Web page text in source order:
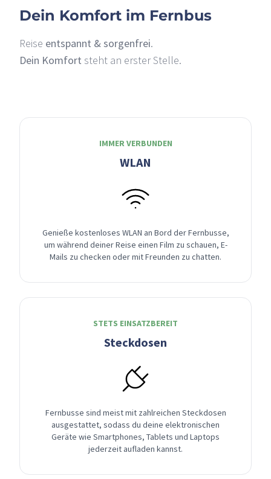
Dein Komfort im Fernbus
Reise entspannt & sorgenfrei.
Dein Komfort steht an erster Stelle.
IMMER VERBUNDEN
WLAN
Genieße kostenloses WLAN an Bord der Fernbusse,
um während deiner Reise einen Film zu schauen, E-
Mails zu checken oder mit Freunden zu chatten.
STETS EINSATZBEREIT
Steckdosen
Fernbusse sind meist mit zahlreichen Steckdosen
ausgestattet, sodass du deine elektronischen
Geräte wie Smartphones, Tablets und Laptops
jederzeit aufladen kannst.